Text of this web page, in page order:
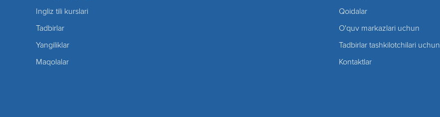
Ingliz tili kurslari
Tadbirlar
Yangiliklar
Maqolalar
Qoidalar
O'quv markazlari uchun
Tadbirlar tashkilotchilari uchun
Kontaktlar